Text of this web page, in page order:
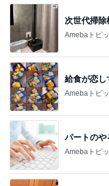
次世代掃除
Amebaトピ
給食が恋し
Amebaトピ
パートのや
Amebaトピ